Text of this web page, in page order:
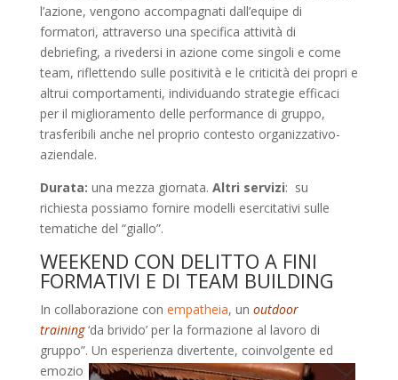
l’azione, vengono accompagnati dall’equipe di
formatori, attraverso una specifica attività di
debriefing, a rivedersi in azione come singoli e come
team, riflettendo sulle positività e le criticità dei propri e
altrui comportamenti, individuando strategie efficaci
per il miglioramento delle performance di gruppo,
trasferibili anche nel proprio contesto organizzativo-
aziendale.
Durata: una mezza giornata. Altri servizi: su
richiesta possiamo fornire modelli esercitativi sulle
tematiche del “giallo”.
WEEKEND CON DELITTO A FINI
FORMATIVI E DI TEAM BUILDING
In collaborazione con empatheia, un outdoor
training‘da brivido’ per la formazione al lavoro di
gruppo”. Un esperienza divertente, coinvolgente ed
emozio